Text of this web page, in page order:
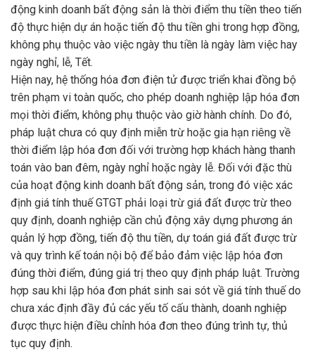
động kinh doanh bất động sản là thời điểm thu tiền theo tiến
độ thực hiện dự án hoặc tiến độ thu tiền ghi trong hợp đồng,
không phụ thuộc vào việc ngày thu tiền là ngày làm việc hay
ngày nghỉ, lễ, Tết.
Hiện nay, hệ thống hóa đơn điện tử được triển khai đồng bộ
trên phạm vi toàn quốc, cho phép doanh nghiệp lập hóa đơn
mọi thời điểm, không phụ thuộc vào giờ hành chính. Do đó,
pháp luật chưa có quy định miễn trừ hoặc gia hạn riêng về
thời điểm lập hóa đơn đối với trường hợp khách hàng thanh
toán vào ban đêm, ngày nghỉ hoặc ngày lễ. Đối với đặc thù
của hoạt động kinh doanh bất động sản, trong đó việc xác
định giá tính thuế GTGT phải loại trừ giá đất được trừ theo
quy định, doanh nghiệp cần chủ động xây dựng phương án
quản lý hợp đồng, tiến độ thu tiền, dự toán giá đất được trừ
và quy trình kế toán nội bộ để bảo đảm việc lập hóa đơn
đúng thời điểm, đúng giá trị theo quy định pháp luật. Trường
hợp sau khi lập hóa đơn phát sinh sai sót về giá tính thuế do
chưa xác định đầy đủ các yếu tố cấu thành, doanh nghiệp
được thực hiện điều chỉnh hóa đơn theo đúng trình tự, thủ
tục quy định.